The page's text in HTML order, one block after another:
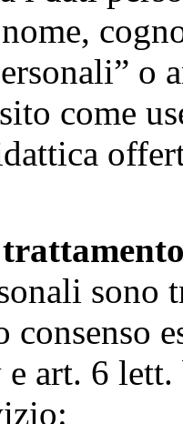
o
come
sono
consenso
art. 6